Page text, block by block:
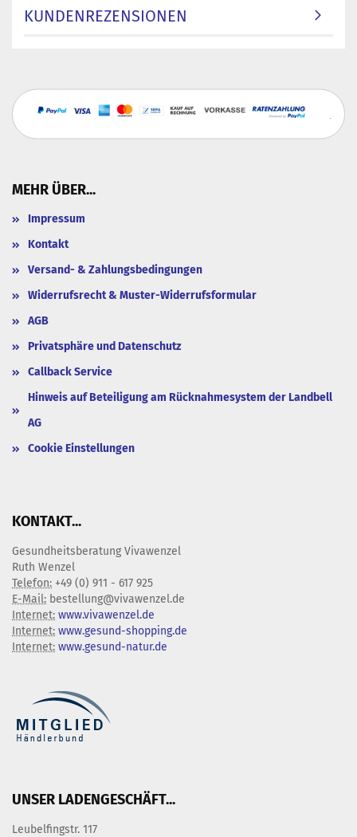
KUNDENREZENSIONEN
MEHR ÜBER...
Impressum
Kontakt
Versand- & Zahlungsbedingungen
Widerrufsrecht & Muster-Widerrufsformular
AGB
Privatsphäre und Datenschutz
Callback Service
Hinweis auf Beteiligung am Rücknahmesystem der Landbell
AG
Cookie Einstellungen
KONTAKT...
Gesundheitsberatung Vivawenzel
Ruth Wenzel
Telefon: +49 (0) 911 - 617 925
E-Mail: bestellung@vivawenzel.de
Internet: www.vivawenzel.de
Internet: www.gesund-shopping.de
Internet: www.gesund-natur.de
UNSER LADENGESCHÄFT...
Leubelfingstr. 117